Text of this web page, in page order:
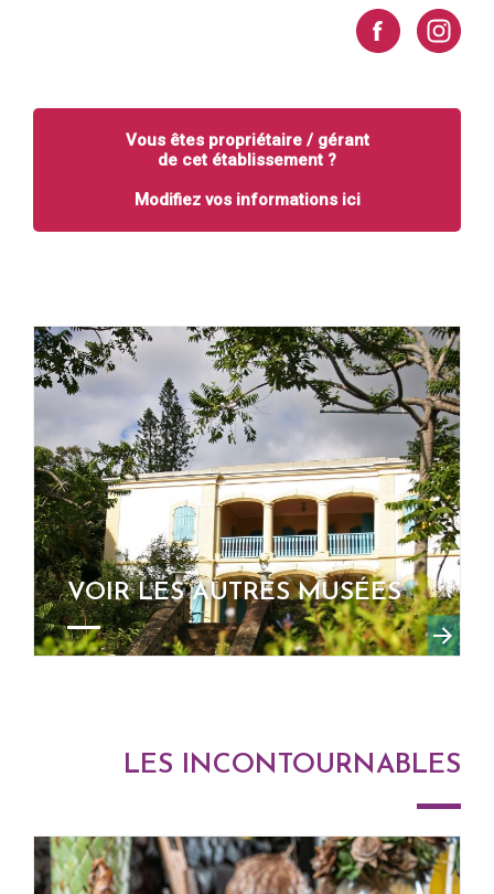
Vous êtes propriétaire / gérant
de cet établissement ?
Modifiez vos informations ici
VOIR LES AUTRES MUSÉES
LES INCONTOURNABLES